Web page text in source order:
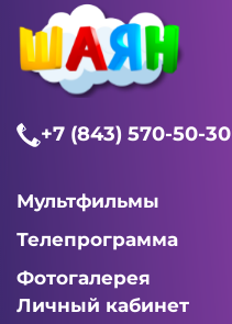
+7 (843) 570-50-30
Мультфильмы
Телепрограмма
Фотогалерея
Личный кабинет